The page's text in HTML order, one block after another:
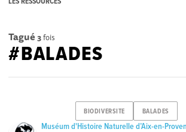
Tagué 3fois
#BALADES
BIODIVERSITE BALADES
Muséum d'Histoire Naturelle d’Aix-en-